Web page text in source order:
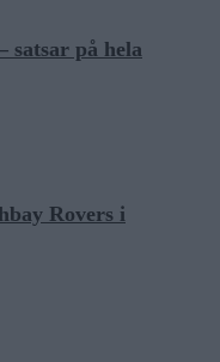
satsar på hela
Rovers i